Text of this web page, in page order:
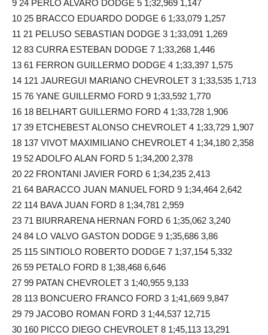
9 24 PERLO ALVARO DODGE 5 1;32,969 1,147
10 25 BRACCO EDUARDO DODGE 6 1;33,079 1,257
11 21 PELUSO SEBASTIAN DODGE 3 1;33,091 1,269
12 83 CURRA ESTEBAN DODGE 7 1;33,268 1,446
13 61 FERRON GUILLERMO DODGE 4 1;33,397 1,575
14 121 JAUREGUI MARIANO CHEVROLET 3 1;33,535 1,713
15 76 YANE GUILLERMO FORD 9 1;33,592 1,770
16 18 BELHART GUILLERMO FORD 4 1;33,728 1,906
17 39 ETCHEBEST ALONSO CHEVROLET 4 1;33,729 1,907
18 137 VIVOT MAXIMILIANO CHEVROLET 4 1;34,180 2,358
19 52 ADOLFO ALAN FORD 5 1;34,200 2,378
20 22 FRONTANI JAVIER FORD 6 1;34,235 2,413
21 64 BARACCO JUAN MANUEL FORD 9 1;34,464 2,642
22 114 BAVA JUAN FORD 8 1;34,781 2,959
23 71 BIURRARENA HERNAN FORD 6 1;35,062 3,240
24 84 LO VALVO GASTON DODGE 9 1;35,686 3,86
25 115 SINTIOLO ROBERTO DODGE 7 1;37,154 5,332
26 59 PETALO FORD 8 1;38,468 6,646
27 99 PATAN CHEVROLET 3 1;40,955 9,133
28 113 BONCUERO FRANCO FORD 3 1;41,669 9,847
29 79 JACOBO ROMAN FORD 3 1;44,537 12,715
30 160 PICCO DIEGO CHEVROLET 8 1;45,113 13,291